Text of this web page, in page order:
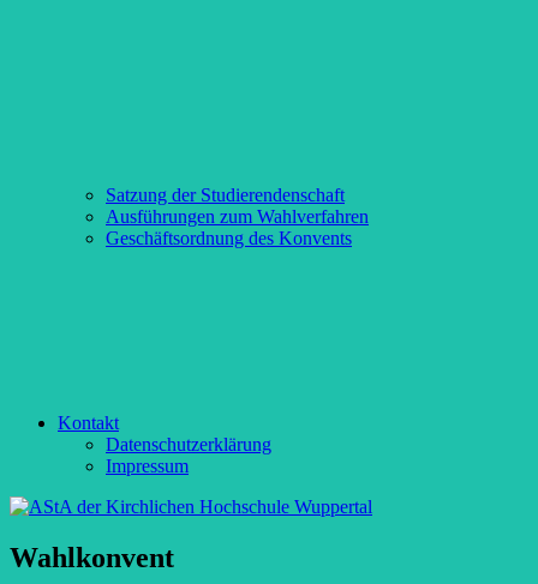
Satzung der Studierendenschaft
Ausführungen zum Wahlverfahren
Geschäftsordnung des Konvents
Kontakt
Datenschutzerklärung
Impressum
Wahlkonvent